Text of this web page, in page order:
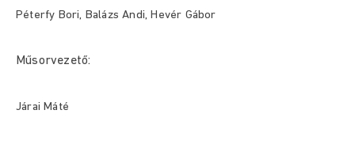
Péterfy Bori, Balázs Andi, Hevér Gábor
Műsorvezető:
Járai Máté